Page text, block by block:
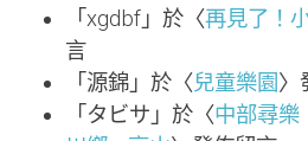
「xgdbf 」於〈再見了！
言
「 源錦 」於〈兒童樂園〉
「 タビサ 」於〈中部尋樂